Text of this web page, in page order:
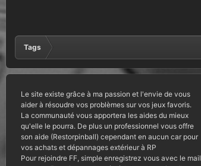
Tags
Le site existe grâce à ma passion et l'envie de vous
aider à résoudre vos problèmes sur vos jeux favoris.
La communauté vous apportera les aides du mieux
qu'elle le pourra. De plus un professionnel vous offre
son aide (Restorpinball) cependant en aucun car pour
vos achats et dépannages extérieur à RP
Pour rejoindre FF, simple enregistrez vous avec le mail